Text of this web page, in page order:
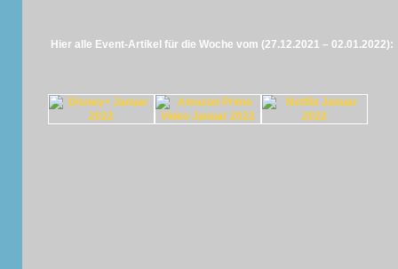
Hier alle Event-Artikel für die Woche vom (27.12.2021 – 02.01.2022):